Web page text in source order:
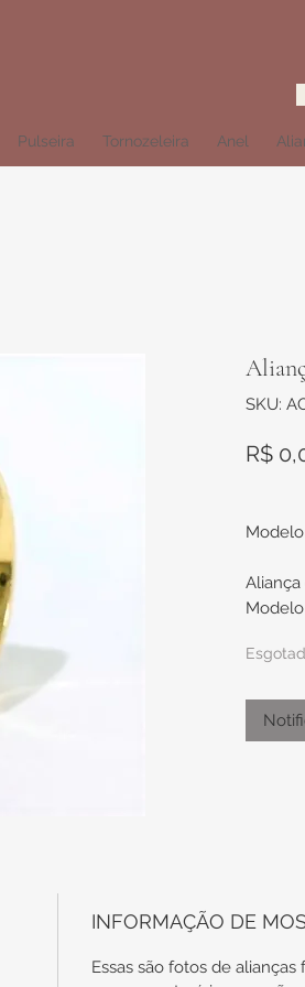
Pulseira Tornozeleira Anel
SKU:
R$
Modelo
Possui
INFORMAÇÃO DE
Essas são fotos de